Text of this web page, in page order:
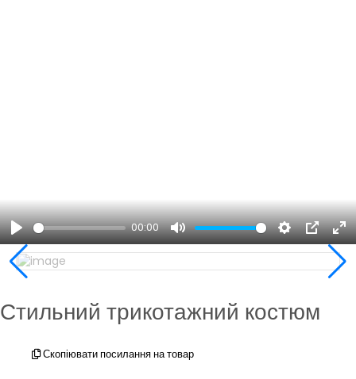
Play
00:00
Mute Settings
PIP
Стильний трикотажний костюм
Скопіювати посилання на товар